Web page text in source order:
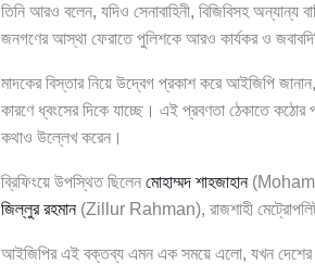
তিনি আরও বলেন, যদিও সেনাবাহিনী, বিজিবিসহ অন্যান্য
জনগণের আস্থা ফেরাতে পুলিশকে আরও কার্যকর ও
মাদকের বিস্তার নিয়ে উদ্বেগ প্রকাশ করে আইজিপি
কারণে ধ্বংসের দিকে যাচ্ছে। এই প্রবণতা ঠেকাতে কঠোর
কথাও উল্লেখ করেন।
ব্রিফিংয়ে উপস্থিত ছিলেন মোহাম্মদ শাহজাহান
জিল্লুর রহমান(Zillur Rahman), রাজশাহী
আইজিপির এই বক্তব্য এমন এক সময়ে এলো, যখন দেশের